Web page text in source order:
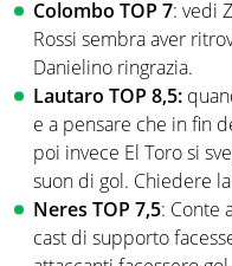
Colombo TOP 7: vedi
Rossi sembra aver
Danielino ringrazia.
Lautaro TOP 8,5:
e a pensare che in fin
poi invece El Toro si
suon di gol. Chiedere
Neres TOP 7,5: Conte
cast di supporto